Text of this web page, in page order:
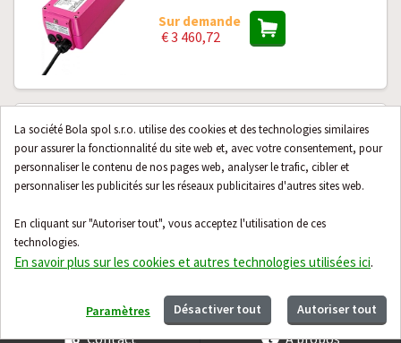
La société Bola spol s.r.o. utilise des cookies et des technologies similaires
pour assurer la fonctionnalité du site web et, avec votre consentement, pour
personnaliser le contenu de nos pages web, analyser le trafic, cibler et
personnaliser les publicités sur les réseaux publicitaires d'autres sites web.
En cliquant sur "Autoriser tout", vous acceptez l'utilisation de ces
technologies.
En savoir plus sur les cookies et autres technologies utilisées ici.
Paramètres Désactiver tout Autoriser tout
Sur demande
€ 3 460,72
Boîte de vitesses pour applications
de levage 7,5 mm pour
entraînements ..Max... (090.3470)
Sur demande
Contact À propos